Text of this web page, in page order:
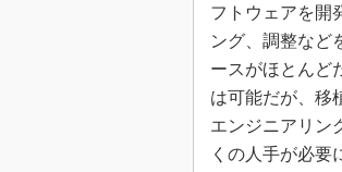
フトウェアを開
ング、調整など
ースがほとんど
は可能だが、移
エンジニアリン
くの人手が必要